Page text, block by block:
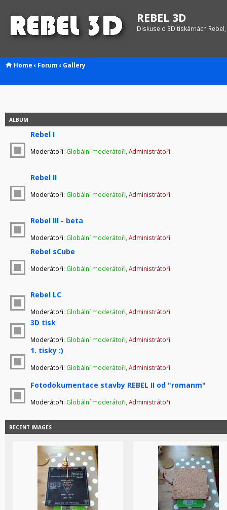
REBEL 3D
Diskuse o 3D tiskárnách
Home ‹ Forum ‹ Gallery
ALBUM
Rebel I
Moderátoři: Globální moderátoři Administrátoři
Rebel II
Moderátoři: Globální moderátoři Administrátoři
Rebel III - beta
Moderátoři: Globální moderátoři Administrátoři
Rebel sCube
Moderátoři: Globální moderátoři Administrátoři
Rebel LC
Moderátoři: Globální moderátoři Administrátoři
3D tisk
Moderátoři: Globální moderátoři Administrátoři
1. tisky :)
Moderátoři: Globální moderátoři Administrátoři
Fotodokumentace stavby REBEL II od "romanm"
Moderátoři: Globální moderátoři Administrátoři
RECENT IMAGES